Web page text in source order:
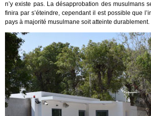
n’y existe pas. La désapprobation des musulmans
finira par s’éteindre, cependant il est possible que
pays à majorité musulmane soit atteinte durablement.